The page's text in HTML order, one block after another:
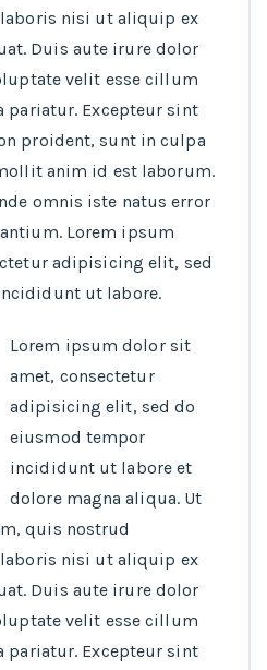
nisi ut aliquip ex
Duis aute irure dolor
velit esse cillum
Excepteur sint
proident, sunt in culpa
anim id est laborum.
omnis iste natus error
Lorem ipsum
adipisicing elit, sed
ut labore.
Lorem ipsum dolor sit
amet, consectetur
adipisicing elit, sed do
eiusmod tempor
incididunt ut labore et
dolore magna aliqua. Ut
quis nostrud
nisi ut aliquip ex
Duis aute irure dolor
velit esse cillum
Excepteur sint